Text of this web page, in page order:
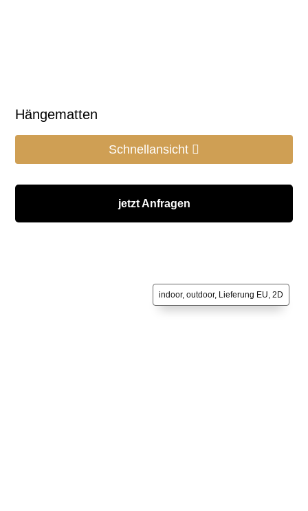
Hängematten
Schnellansicht
jetzt Anfragen
indoor, outdoor, Lieferung EU, 2D